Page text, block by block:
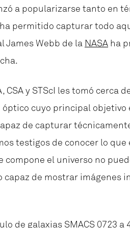
a popularizarse tanto en
permitido capturar todo
James Webb de la NASA ha
CSA y STScI les tomó
cuyo principal objetivo
de capturar
testigos de conocer lo
compone el universo no
capaz de mostrar
de galaxias SMACS 0723